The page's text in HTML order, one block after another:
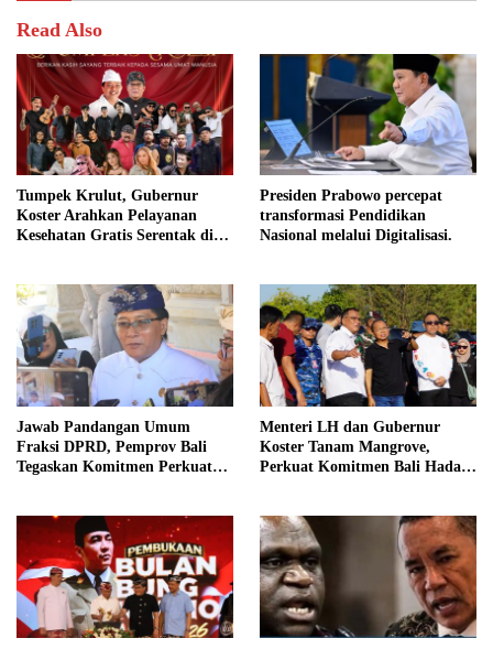
Read Also
Tumpek Krulut, Gubernur
Koster Arahkan Pelayanan
Kesehatan Gratis Serentak di
Presiden Prabowo percepat
transformasi Pendidikan
Nasional melalui Digitalisasi.
Jawab Pandangan Umum
Fraksi DPRD, Pemprov Bali
Tegaskan Komitmen Perkuat
Menteri LH dan Gubernur
Koster Tanam Mangrove,
Perkuat Komitmen Bali Hadapi